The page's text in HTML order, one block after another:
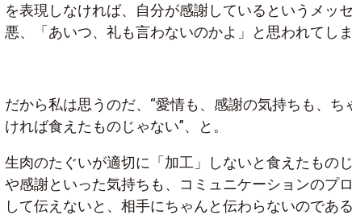
を表現しなければ、自分が感謝しているというメッ
悪、「あいつ、礼も言わないのかよ」と思われてしま
だから私は思うのだ、“愛情も、感謝の気持ちも、ち
ければ食えたものじゃない”、と。
生肉のたぐいが適切に「加工」しないと食えたもの
や感謝といった気持ちも、コミュニケーションのプ
して伝えないと、相手にちゃんと伝わらないのである